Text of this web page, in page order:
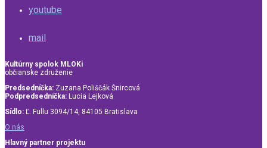
youtube
mail
Kultúrny spolok MLOKi
občianske združenie
Predsedníčka: Zuzana Poliščák Šnircová
Podpredsedníčka: Lucia Lejková
Sídlo: Ľ. Fullu 3094/14, 84105 Bratislava
O nás
Hlavný partner projektu